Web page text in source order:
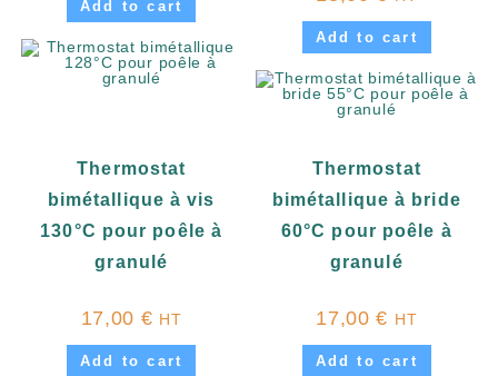
Add to cart
Add to cart
Thermostat
bimétallique à vis
130°C pour poêle à
granulé
17,00 € HT
Add to cart
Thermostat
bimétallique à bride
60°C pour poêle à
granulé
17,00€ HT
Add to cart